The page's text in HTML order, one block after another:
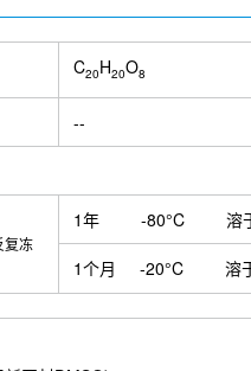
C20H20O8
--
复冻
1年 -80°C 溶
1个月 -20°C 溶